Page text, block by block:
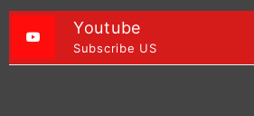
Youtube
Subscribe US